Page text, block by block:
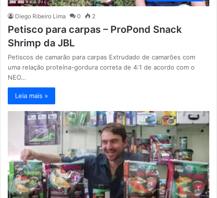
Diego Ribeiro Lima 0 2
Petisco para carpas – ProPond Snack
Shrimp da JBL
Petiscos de camarão para carpas Extrudado de camarões com
uma relação proteína-gordura correta de 4:1 de acordo com o
NEO…
Leia mais »